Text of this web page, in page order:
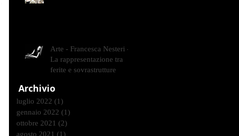
Arte - Francesca Nesteri -
La rappresentazione tra
ferite e sovrastrutture
Archivio
luglio 2022 (1)
gennaio 2022 (1)
ottobre 2021 (2)
agosto 2021 (1)